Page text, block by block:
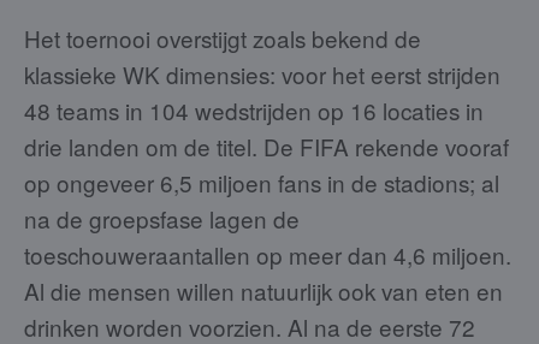
Het toernooi overstijgt zoals bekend de
klassieke WK dimensies: voor het eerst strijden
48 teams in 104 wedstrijden op 16 locaties in
drie landen om de titel. De FIFA rekende vooraf
op ongeveer 6,5 miljoen fans in de stadions; al
na de groepsfase lagen de
toeschouweraantallen op meer dan 4,6 miljoen.
Al die mensen willen natuurlijk ook van eten en
drinken worden voorzien. Al na de eerste 72